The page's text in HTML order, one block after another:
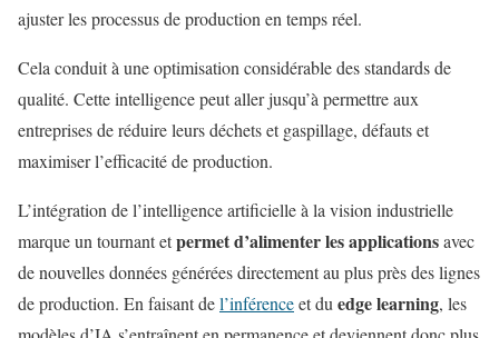
ajuster les processus de production en temps réel.
Cela conduit à une optimisation considérable des standards de
qualité. Cette intelligence peut aller jusqu’à permettre aux
entreprises de réduire leurs déchets et gaspillage, défauts et
maximiser l’efficacité de production.
L’intégration de l’intelligence artificielle à la vision industrielle
marque un tournant etpermet d’alimenter les applicationsavec
de nouvelles données générées directement au plus près des lignes
de production. En faisant del’inférenceet du edge learning, les